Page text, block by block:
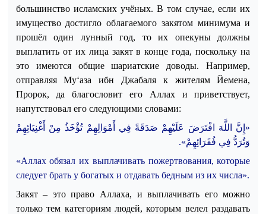
большинство исламских учёных. В том случае, если их
имущество достигло облагаемого закятом минимума и
прошёл один лунный год, то их опекуны должны
выплатить от их лица закят в конце года, поскольку на
это имеются общие шариатские доводы. Например,
отправляя Му‘аза ибн Джабаля к жителям Йемена,
Пророк, да благословит его Аллах и приветствует,
напутствовал его следующими словами:
«إِنَّ اللَّهَ افْتَرَضَ عَلَيْهِمْ صَدَقَةً فِي أَمْوَالِهِمْ تُؤْخَذُ مِنْ أَغْنِيَائِهِمْ
وَتُرَدُّ فِي فُقَرَائِهِمْ».
«Аллах обязал их выплачивать пожертвования, которые
следует брать у богатых и отдавать бедным из их числа».
Закят – это право Аллаха, и выплачивать его можно
только тем категориям людей, которым велел раздавать